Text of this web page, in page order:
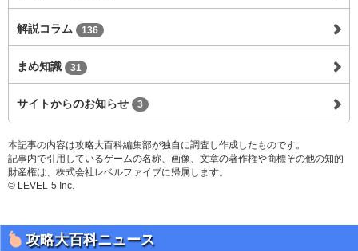
解説コラム 136
まめ知識 31
サイトからのお知らせ 3
本記事の内容は攻略大百科編集部が独自に調査し作成したものです。
記事内で引用しているゲームの名称、画像、文章の著作権や商標その他の知的
財産権は、株式会社レベルファイブに帰属します。
© LEVEL-5 Inc.
攻略大百科ニュース